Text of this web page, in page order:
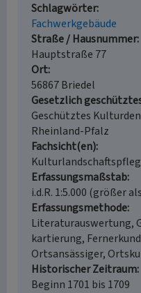
Schlagwörter
Fachwerkgebäude
Straße / Hausnummer
Hauptstraße 77
Ort
56867 Briedel
Gesetzlich
Geschütztes
Rheinland-Pfalz
Fachsicht(en)
Erfassungsmaßstab
i.d.R. 1:5.000 (größer
Erfassungsmethode
Literaturauswertung,
kartierung,
Ortsansässiger,
Historischer Zeitraum
Beginn 1701 bis 1709